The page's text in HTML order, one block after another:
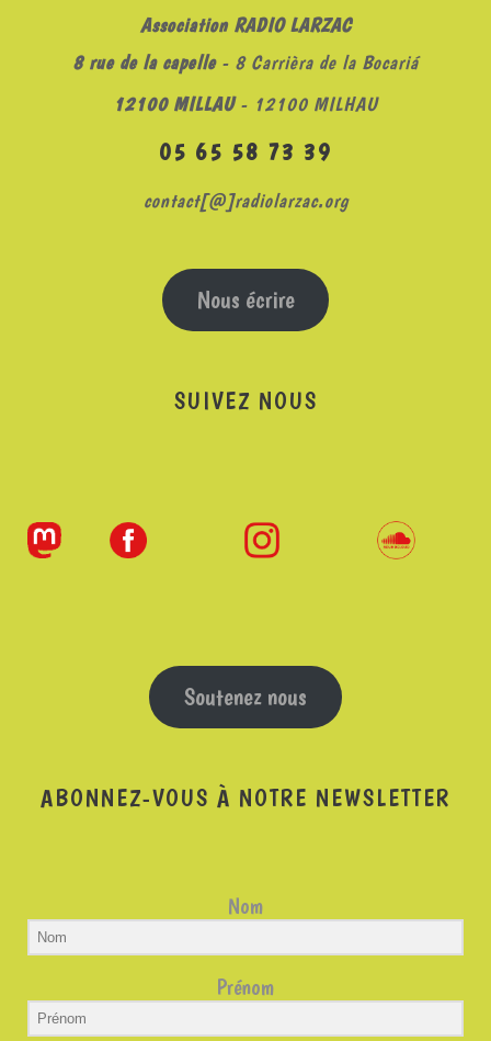
Association RADIO LARZAC
8 rue de la capelle- 8 Carrièra de la Bocariá
12100 MILLAU- 12100 MILHAU
05 65 58 73 39
contact[@]radiolarzac.org
Nous écrire
SUIVEZ NOUS
Soutenez nous
ABONNEZ-VOUS À NOTRE NEWSLETTER
Nom
Prénom